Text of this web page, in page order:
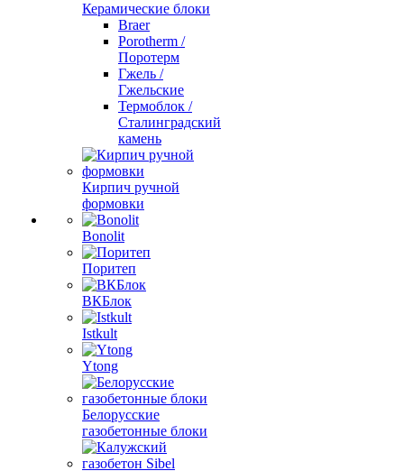
Керамические блоки
Braer
Porotherm /
Поротерм
Гжель /
Гжельские
Термоблок /
Сталинградский
камень
Кирпич ручной
формовки
Bonolit
Поритеп
ВКБлок
Istkult
Ytong
Белорусские
газобетонные блоки